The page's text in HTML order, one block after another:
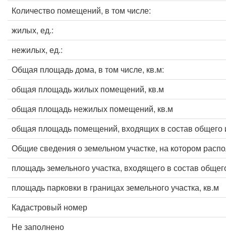
Количество помещений, в том числе:
жилых, ед.:
нежилых, ед.:
Общая площадь дома, в том числе, кв.м:
общая площадь жилых помещений, кв.м
общая площадь нежилых помещений, кв.м
общая площадь помещений, входящих в состав общего
Общие сведения о земельном участке, на котором
площадь земельного участка, входящего в состав
площадь парковки в границах земельного участка, кв.м
Кадастровый номер
Не заполнено